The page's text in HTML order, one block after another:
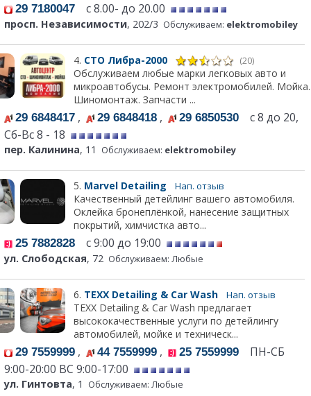
29 7180047 с 8.00- до 20.00
просп. Независимости, 202/3 Обслуживаем: elektromobiley
4. СТО Либра-2000 (20)
Обслуживаем любые марки легковых авто и
микроавтобусы. Ремонт электромобилей. Мойка.
Шиномонтаж. Запчасти ...
29 6848417 , 29 6848418 , 29 6850530 с 8 до 20,
Сб-Вс 8 - 18
пер. Калинина, 11 Обслуживаем: elektromobiley
5. Marvel Detailing Нап. отзыв
Качественный детейлинг вашего автомобиля.
Оклейка бронеплёнкой, нанесение защитных
покрытий, химчистка авто...
25 7882828 с 9:00 до 19:00
ул. Слободская, 72 Обслуживаем: Любые
6. TEXX Detailing & Car Wash Нап. отзыв
TEXX Detailing & Car Wash предлагает
высококачественные услуги по детейлингу
автомобилей, мойке и техническ...
29 7559999 , 44 7559999 , 25 7559999 ПН-СБ
9:00-20:00 ВС 9:00-17:00
ул. Гинтовта, 1 Обслуживаем: Любые